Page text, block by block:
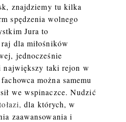
znajdziemy tu kilka
spędzenia wolnego
Jura to
dla miłośników
jednocześnie
największy taki rejon w
można samemu
we wspinaczce. Nudzić
dla których, w
zaawansowania i